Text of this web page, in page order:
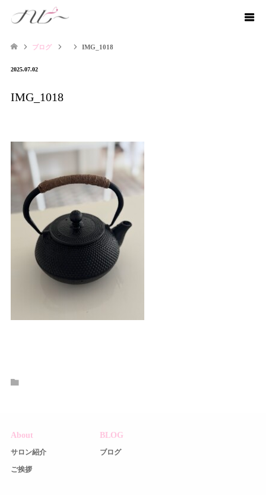
ブログ IMG_1018
2025.07.02
IMG_1018
About
サロン紹介
ご挨拶
BLOG
ブログ